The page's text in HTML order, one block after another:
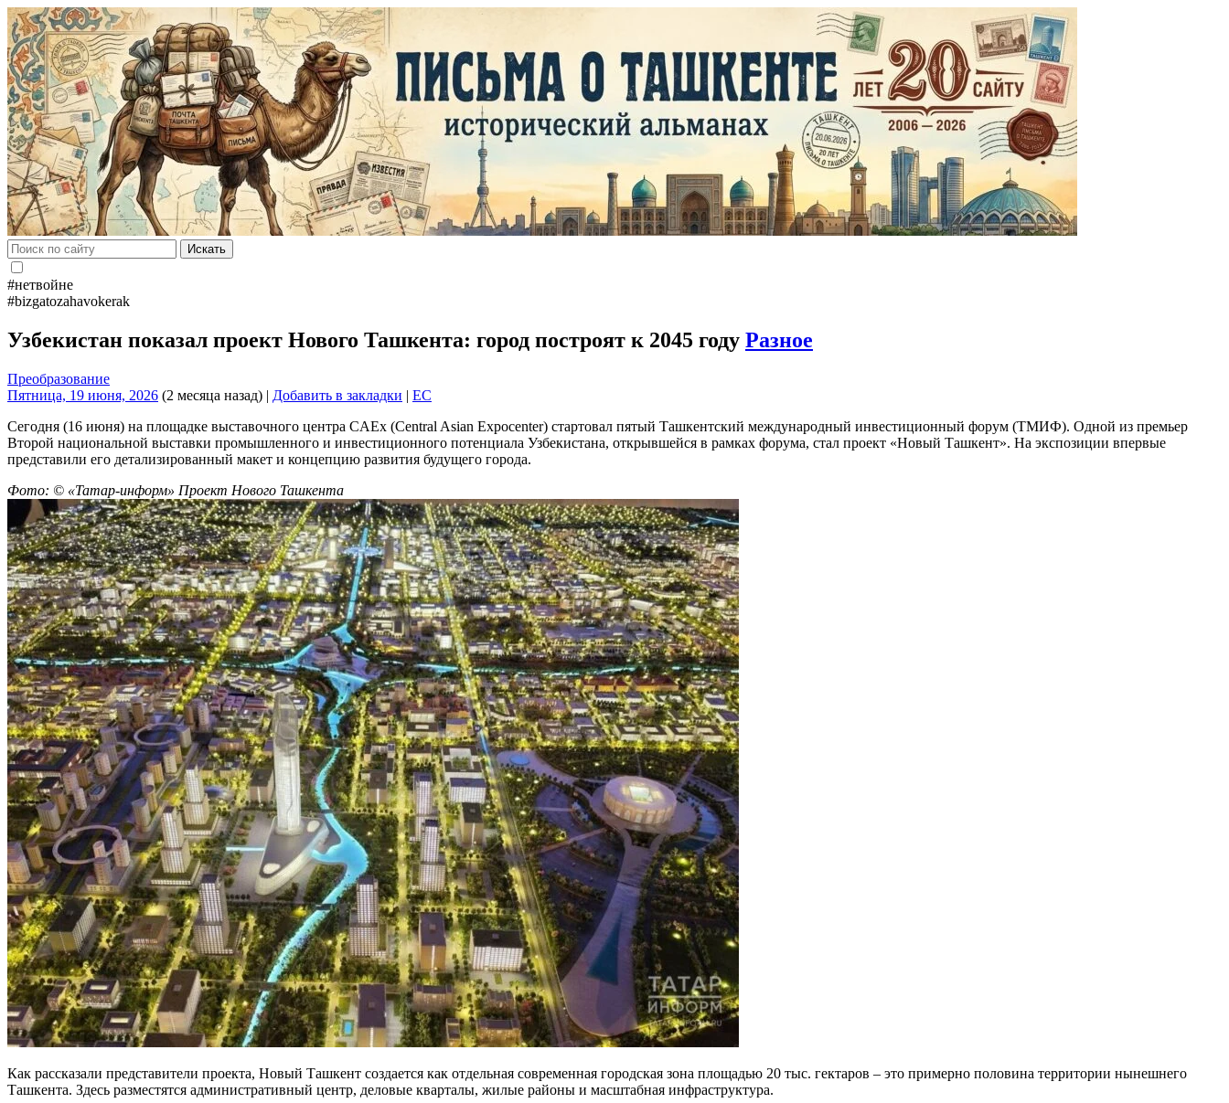
Искать
#нетвойне
#bizgatozahavokerak
Узбекистан показал проект Нового Ташкента: город построят к 2045 году Разное
Преобразование
Пятница, 19 июня, 2026 (2 месяца назад) | Добавить в закладки | EC
Сегодня (16 июня) на площадке выставочного центра CAEx (Central Asian Expocenter) стартовал пятый Ташкентский международный инвестиционный форум (ТМИФ). Одной из премьер
Второй национальной выставки промышленного и инвестиционного потенциала Узбекистана, открывшейся в рамках форума, стал проект «Новый Ташкент». На экспозиции впервые
представили его детализированный макет и концепцию развития будущего города.
Фото: © «Татар-информ» Проект Нового Ташкента
Как рассказали представители проекта, Новый Ташкент создается как отдельная современная городская зона площадью 20 тыс. гектаров – это примерно половина территории нынешнего
Ташкента. Здесь разместятся административный центр, деловые кварталы, жилые районы и масштабная инфраструктура.